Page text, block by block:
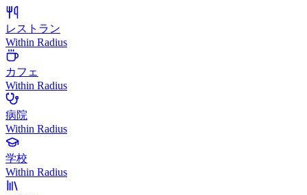
レストラン
Within Radius
カフェ
Within Radius
病院
Within Radius
学校
Within Radius